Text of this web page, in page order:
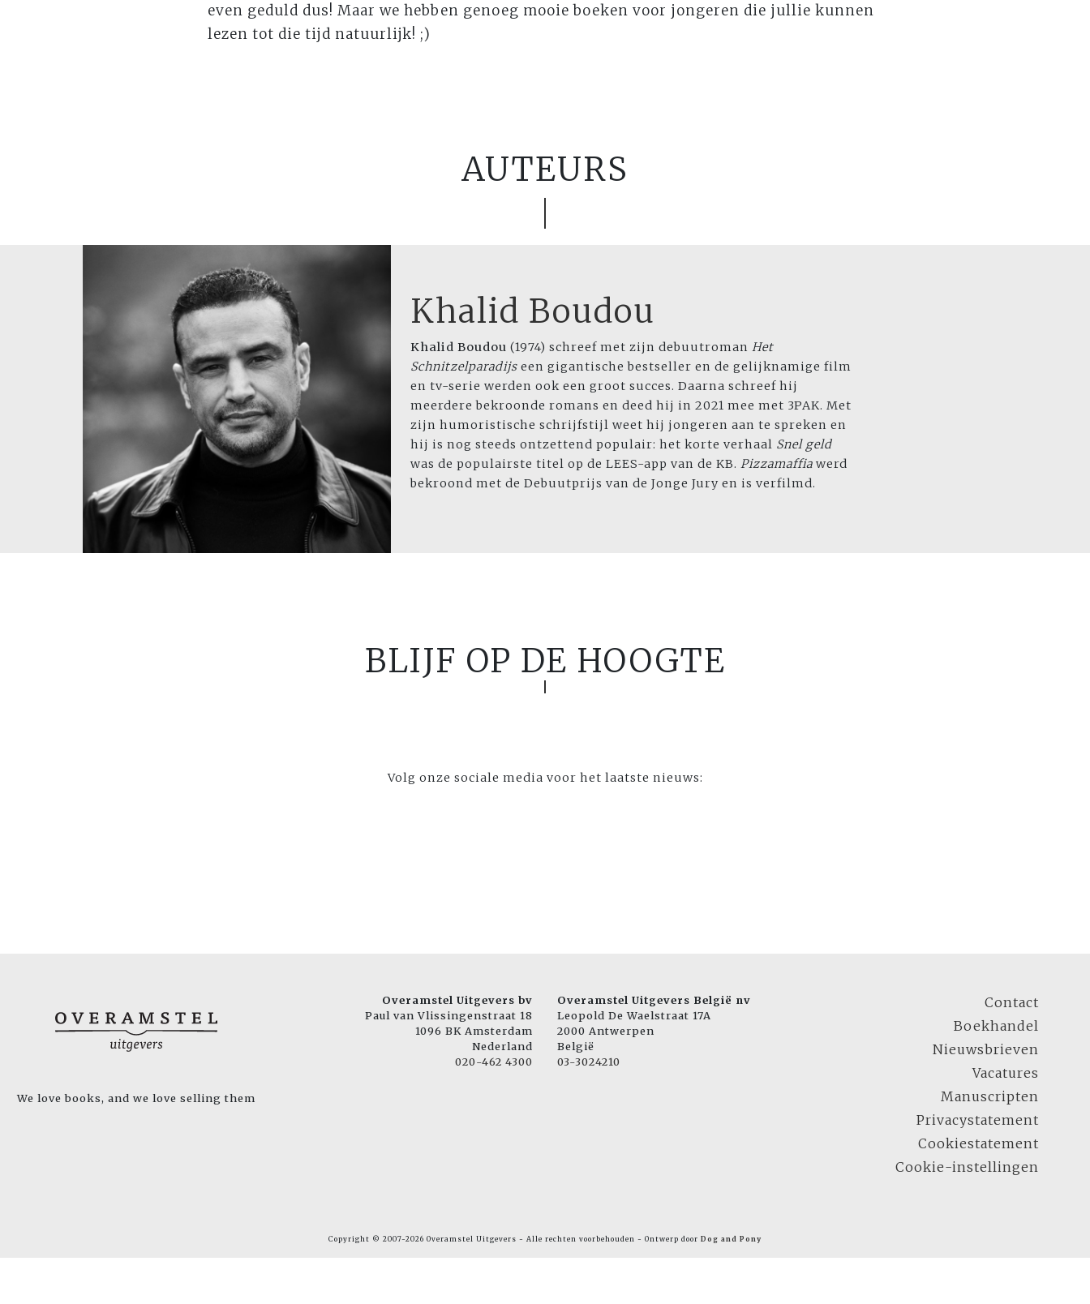
even geduld dus! Maar we hebben genoeg mooie boeken voor jongeren die jullie kunnen
lezen tot die tijd natuurlijk! ;)
AUTEURS
Khalid Boudou
Khalid Boudou (1974) schreef met zijn debuutroman Het
Schnitzelparadijs een gigantische bestseller en de gelijknamige film
en tv-serie werden ook een groot succes. Daarna schreef hij
meerdere bekroonde romans en deed hij in 2021 mee met 3PAK. Met
zijn humoristische schrijfstijl weet hij jongeren aan te spreken en
hij is nog steeds ontzettend populair: het korte verhaal Snel geld
was de populairste titel op de LEES-app van de KB. Pizzamaffia werd
bekroond met de Debuutprijs van de Jonge Jury en is verfilmd.
BLIJF OP DE HOOGTE
Volg onze sociale media voor het laatste nieuws:
We love books, and we love selling them
Overamstel Uitgevers bv
Paul van Vlissingenstraat 18
1096 BK Amsterdam
Nederland
020-462 4300
Overamstel Uitgevers België nv
Leopold De Waelstraat 17A
2000 Antwerpen
België
03-3024210
Contact
Boekhandel
Nieuwsbrieven
Vacatures
Manuscripten
Privacystatement
Cookiestatement
Cookie-instellingen
Copyright © 2007-2026 Overamstel Uitgevers - Alle rechten voorbehouden - Ontwerp door Dog and Pony